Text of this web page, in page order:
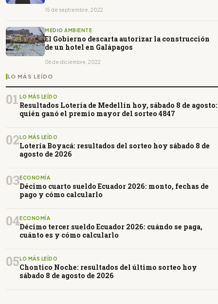
15 de septiembre, 2022
MEDIO AMBIENTE
El Gobierno descarta autorizar la construcción
de un hotel en Galápagos
06 de diciembre, 2022
LO MÁS LEÍDO
01 LO MÁS LEÍDO
Resultados Lotería de Medellín hoy, sábado 8 de agosto:
quién ganó el premio mayor del sorteo 4847
02LO MÁS LEÍDO
Lotería Boyacá: resultados del sorteo hoy sábado 8 de
agosto de 2026
03ECONOMÍA
Décimo cuarto sueldo Ecuador 2026: monto, fechas de
pago y cómo calcularlo
04ECONOMÍA
Décimo tercer sueldo Ecuador 2026: cuándo se paga,
cuánto es y cómo calcularlo
05LO MÁS LEÍDO
Chontico Noche: resultados del último sorteo hoy
sábado 8 de agosto de 2026